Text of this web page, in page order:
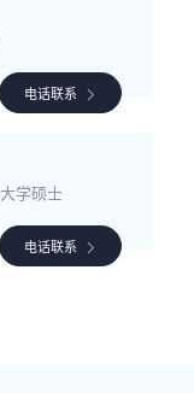
电话联系
学硕士
电话联系